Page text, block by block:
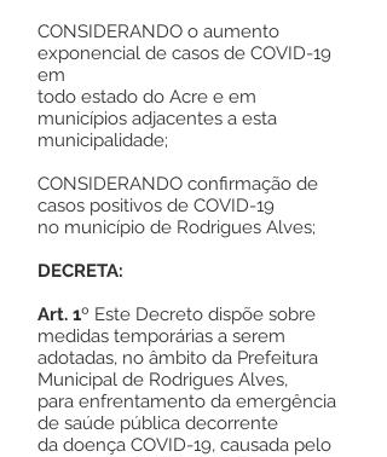
CONSIDERANDO o aumento
exponencial de casos de COVID-19
em
todo estado do Acre e em
municípios adjacentes a esta
municipalidade;
CONSIDERANDO confirmação de
casos positivos de COVID-19
no município de Rodrigues Alves;
DECRETA:
Art. 1º Este Decreto dispõe sobre
medidas temporárias a serem
adotadas, no âmbito da Prefeitura
Municipal de Rodrigues Alves,
para enfrentamento da emergência
de saúde pública decorrente
da doença COVID-19, causada pelo